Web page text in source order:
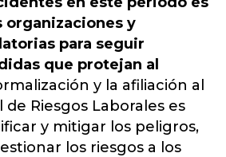
organizaciones y
para seguir
que protejan al
y la afiliación al
de Riesgos Laborales es
y mitigar los peligros,
los riesgos a los